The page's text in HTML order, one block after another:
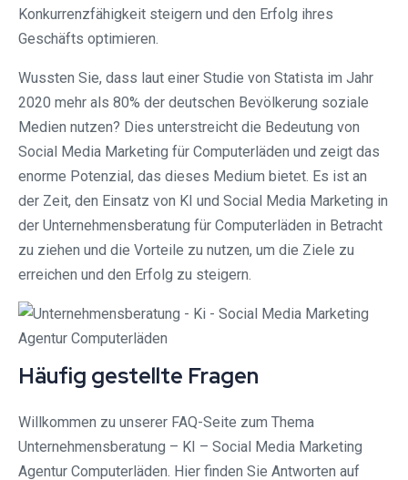
Konkurrenzfähigkeit steigern und den Erfolg ihres
Geschäfts optimieren.
Wussten Sie, dass laut einer Studie von Statista im Jahr
2020 mehr als 80% der deutschen Bevölkerung soziale
Medien nutzen? Dies unterstreicht die Bedeutung von
Social Media Marketing für Computerläden und zeigt das
enorme Potenzial, das dieses Medium bietet. Es ist an
der Zeit, den Einsatz von KI und Social Media Marketing in
der Unternehmensberatung für Computerläden in Betracht
zu ziehen und die Vorteile zu nutzen, um die Ziele zu
erreichen und den Erfolg zu steigern.
Häufig gestellte Fragen
Willkommen zu unserer FAQ-Seite zum Thema
Unternehmensberatung – KI – Social Media Marketing
Agentur Computerläden. Hier finden Sie Antworten auf